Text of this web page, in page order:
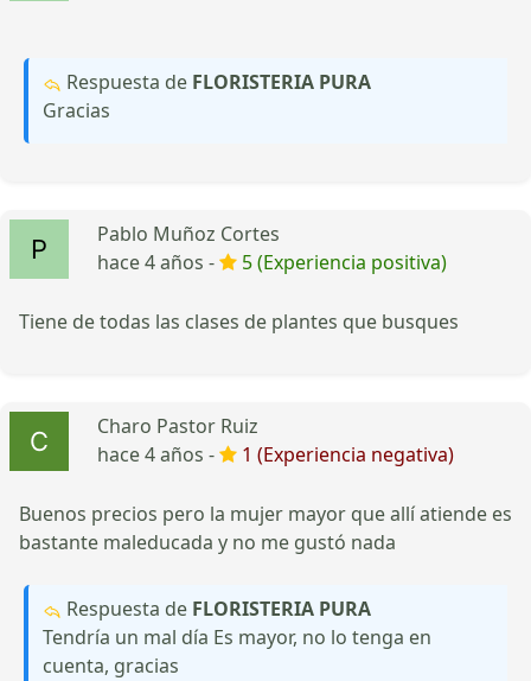
Respuesta de FLORISTERIA PURA
Gracias
Pablo Muñoz Cortes
hace 4 años -
5 (Experiencia positiva)
Tiene de todas las clases de plantes que busques
Charo Pastor Ruiz
hace 4 años -
1 (Experiencia negativa)
Buenos precios pero la mujer mayor que allí atiende es
bastante maleducada y no me gustó nada
Respuesta de FLORISTERIA PURA
Tendría un mal día Es mayor, no lo tenga en
cuenta, gracias